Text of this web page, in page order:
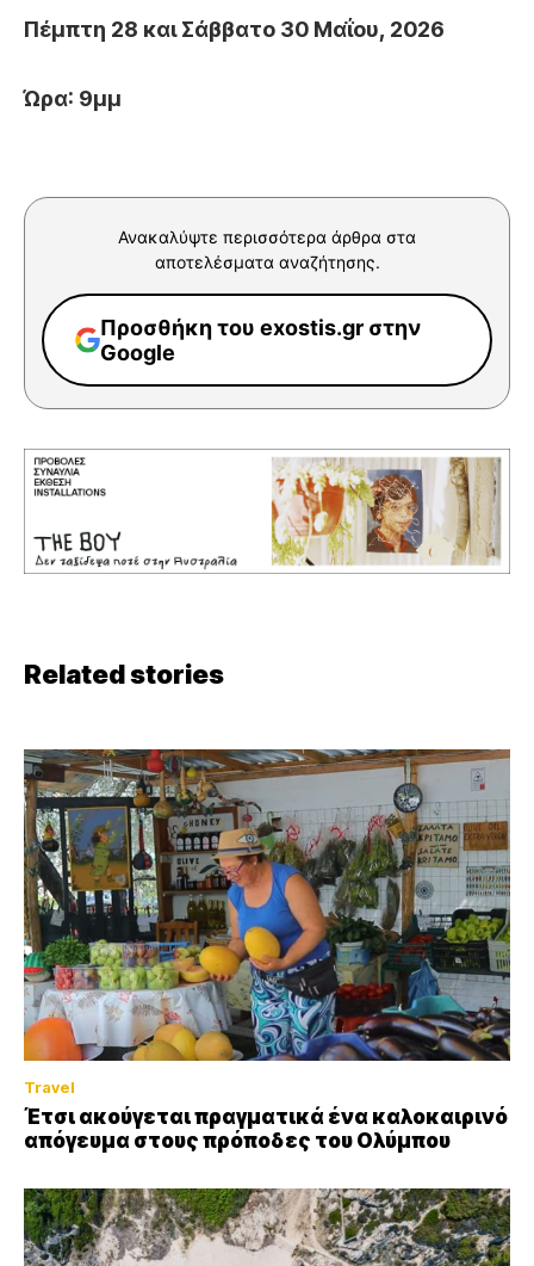
Πέμπτη 28 και Σάββατο 30 Μαΐου, 2026
Ώρα: 9μμ
Ανακαλύψτε περισσότερα άρθρα στα
αποτελέσματα αναζήτησης.
Προσθήκη του exostis.gr στην
Google
Related stories
Travel
Έτσι ακούγεται πραγματικά ένα καλοκαιρινό
απόγευμα στους πρόποδες του Ολύμπου